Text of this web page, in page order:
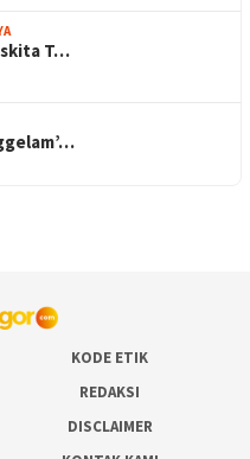
T…
KODE ETIK
REDAKSI
DISCLAIMER